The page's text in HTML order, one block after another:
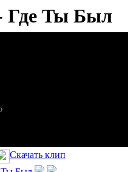
Где Ты Был
Скачать клип